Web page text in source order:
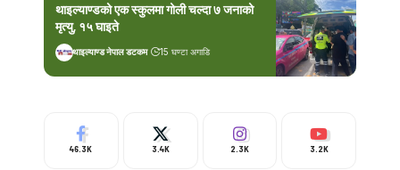
थाइल्याण्डको एक स्कुलमा गोली चल्दा ७ जनाको
मृत्यु, १५ घाइते
थाइल्याण्ड नेपाल डटकम 15 घण्टा अगाडि
46.3K 3.4K 2.3K 3.2K